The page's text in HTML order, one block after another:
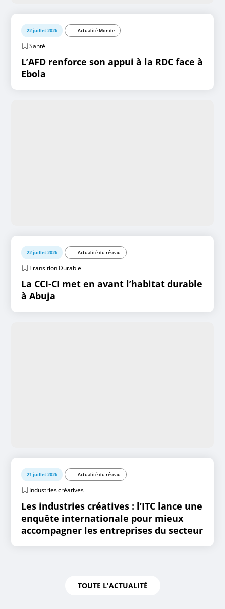
22 juillet 2026 Actualité Monde
Santé
L’AFD renforce son appui à la RDC face à
Ebola
22 juillet 2026 Actualité du réseau
Transition Durable
La CCI-CI met en avant l’habitat durable
à Abuja
21 juillet 2026 Actualité du réseau
Industries créatives
Les industries créatives : l’ITC lance une
enquête internationale pour mieux
accompagner les entreprises du secteur
TOUTE L'ACTUALITÉ